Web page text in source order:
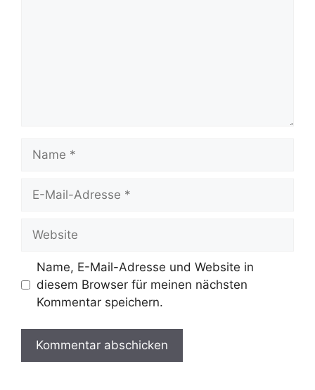
Mail-
Name, E-Mail-Adresse und Website in
diesem Browser für meinen nächsten
Kommentar speichern.